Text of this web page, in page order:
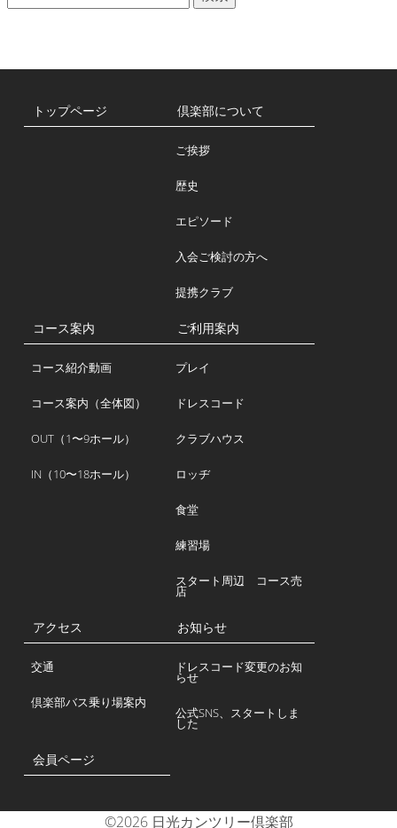
索:
トップページ 倶楽部について
ご挨拶
歴史
エピソード
入会ご検討の方へ
提携クラブ
コース案内
コース紹介動画
コース案内（全体図）
OUT（1〜9ホール）
IN（10〜18ホール）
ご利用案内
プレイ
ドレスコード
クラブハウス
ロッヂ
食堂
練習場
スタート周辺 コース売
店
アクセス
交通
倶楽部バス乗り場案内
お知らせ
ドレスコード変更のお知
らせ
公式SNS、スタートしま
した
会員ページ
©2026 日光カンツリー倶楽部